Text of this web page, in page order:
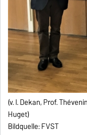
(v. l. Dekan, Prof.
Huget)
Bildquelle: FVST